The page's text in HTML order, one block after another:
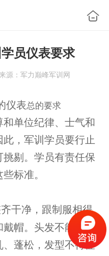
员仪表要求
来源：军力巅峰军训网
仪表总的要求
单位纪律、士气和
， 军训 学员要行止
剔。学员有责任保
标准。
干净，跟制服相得
帽。头发不能过
蓬松，发型不得怪